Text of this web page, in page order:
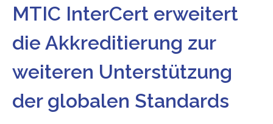
MTIC InterCert erweitert
die Akkreditierung zur
weiteren Unterstützung
der globalen Standards